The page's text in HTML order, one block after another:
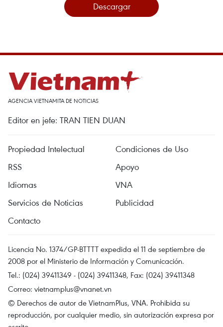
Descargar
AGENCIA VIETNAMITA DE NOTICIAS
Editor en jefe: TRAN TIEN DUAN
Propiedad Intelectual
Condiciones de Uso
RSS
Apoyo
Idiomas
VNA
Servicios de Noticias
Publicidad
Contacto
Licencia No. 1374/GP-BTTTT expedida el 11 de septiembre de
2008 por el Ministerio de Información y Comunicación.
Tel.: (024) 39411349 - (024) 39411348, Fax: (024) 39411348
Correo: vietnamplus@vnanet.vn
© Derechos de autor de VietnamPlus, VNA. Prohibida su
reproducción, por cualquier medio, sin autorización expresa por